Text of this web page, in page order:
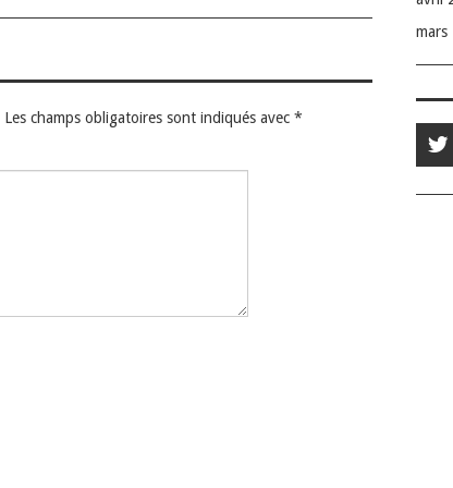
Les champs obligatoires sont indiqués avec *
mars